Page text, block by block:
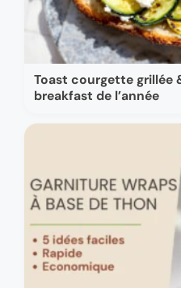
Toast courgette grillée
breakfast de l’année